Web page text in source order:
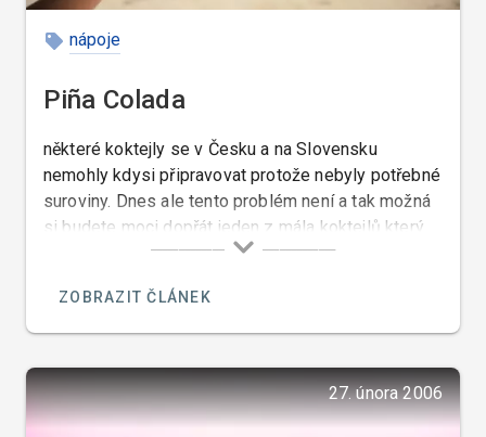
nápoje
Piña Colada
některé koktejly se v Česku a na Slovensku
nemohly kdysi připravovat protože nebyly potřebné
suroviny. Dnes ale tento problém není a tak možná
si budete moci dopřát jeden z mála koktejlů který
chutná i mně a to je Piña Colada.
ZOBRAZIT ČLÁNEK
27. února 2006